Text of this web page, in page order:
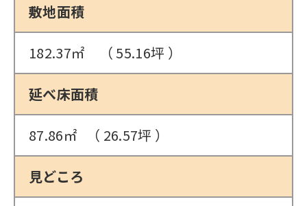
敷地面積
182.37㎡ （ 55.16坪 ）
延べ床面積
87.86㎡ （ 26.57坪 ）
見どころ